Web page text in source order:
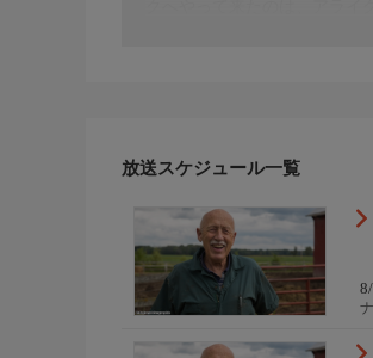
クへやって来たのは、アラ
放送スケジュール一覧